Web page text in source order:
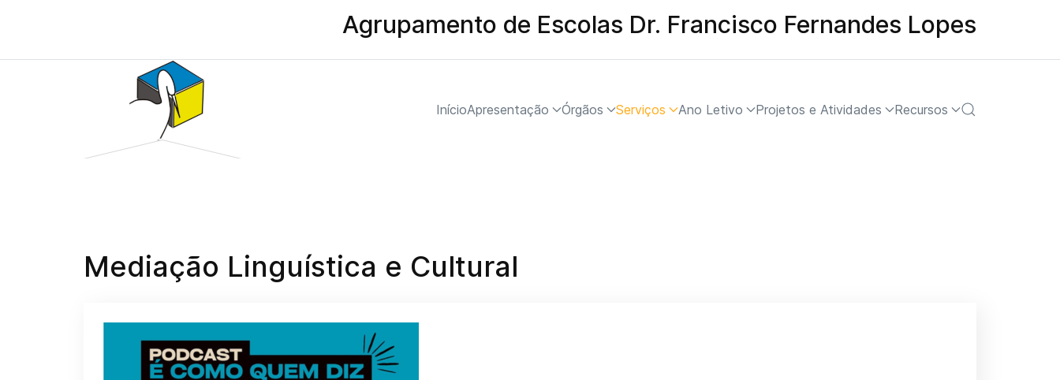
Agrupamento de Escolas Dr. Francisco Fernandes Lopes
InícioApresentação Órgãos Serviços Ano Letivo Projetos e Atividades Recursos
Mediação Linguística e Cultural